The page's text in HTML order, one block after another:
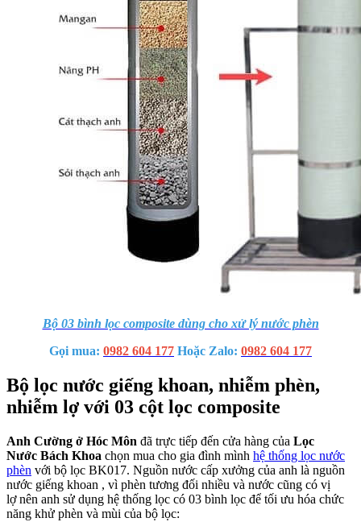
Bộ 03 bình lọc composite dùng cho xử lý nước phèn
Gọi mua: 0982 604 177 Hoặc Zalo: 0982 604 177
Bộ lọc nước giếng khoan, nhiễm phèn,
nhiễm lợ với 03 cột lọc composite
Anh Cường ở Hóc Môn đã trực tiếp đến cửa hàng của Lọc
Nước Bách Khoa chọn mua cho gia đình mình hệ thống lọc nước
phèn với bộ lọc BK017. Nguồn nước cấp xưởng của anh là nguồn
nước giếng khoan , vì phèn tương đối nhiều và nước cũng có vị
lợ nên anh sử dụng hệ thống lọc có 03 bình lọc để tối ưu hóa chức
năng khử phèn và mùi của bộ lọc: